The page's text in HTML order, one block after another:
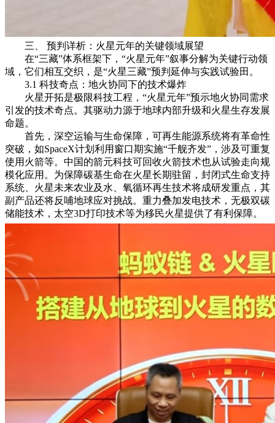
三、 预判详析：火星元年的关键领域展望
在“三藏”体系框架下，“火星元年”叙事分解为关键行动领
域，它们相互交织，是“火星三藏”预判延伸与实践试验田。
3.1 科技奇点：地火协同下的技术爆炸
火星开拓是极限科技工程，“火星元年”预示地火协同需求
引发的技术奇点。其驱动力源于地球内部升级和火星生存发展
命题。
首先，深空运输与生命保障，可再生能源系统将有革命性
突破，如SpaceX计划利用窗口期实施“千舰齐发”，涉及可重复
使用火箭等。中国的箭元科技可回收火箭技术也从试验走向规
模化应用。为保障碳基生命在火星长期驻留，封闭式生命支持
系统、火星未来农业及水、氧循环再生技术将成研发重点，其
副产品还将反哺地球应对挑战。重力叠加发电技术，无极双碳
储能技术，太空3D打印技术等为移民火星提供了有利保障。